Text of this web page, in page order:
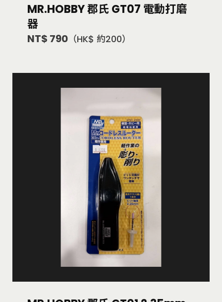
MR.HOBBY 郡氏 GT07 電動打磨
器
NT$ 790 （HK$ 約200）